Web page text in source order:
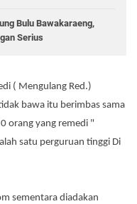
Bulu Bawakaraeng,
Serius
( Mengulang Red.)
bawa itu berimbas sama
orang yang remedi "
satu perguruan tinggi Di
sementara diadakan